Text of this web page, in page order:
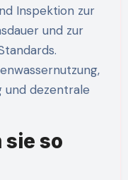
Inspektion zur
und zur
und dezentrale
so